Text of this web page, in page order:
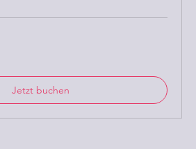
Jetzt buchen